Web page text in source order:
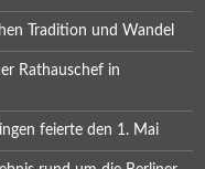
Tradition und Wandel
Rathauschef in
feierte den 1. Mai